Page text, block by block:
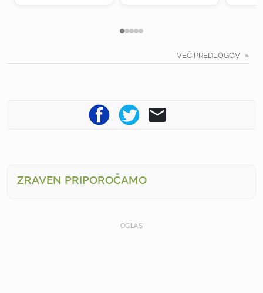
VEČ PREDLOGOV
ZRAVEN PRIPOROČAMO
OGLAS